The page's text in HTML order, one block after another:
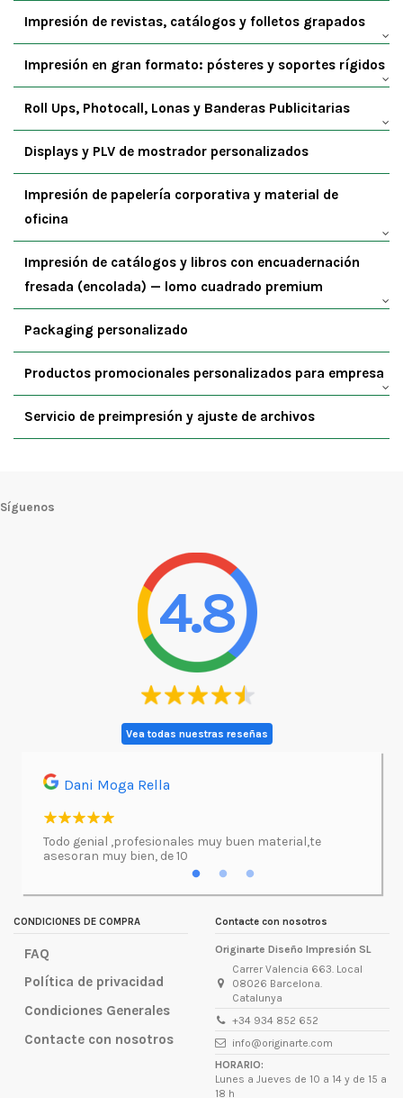
Impresión de revistas, catálogos y folletos grapados
Impresión en gran formato: pósteres y soportes rígidos
Roll Ups, Photocall, Lonas y Banderas Publicitarias
Displays y PLV de mostrador personalizados
Impresión de papelería corporativa y material de
oficina
Impresión de catálogos y libros con encuadernación
fresada (encolada) — lomo cuadrado premium
Packaging personalizado
Productos promocionales personalizados para empresa
Servicio de preimpresión y ajuste de archivos
Síguenos
4.8
Vea todas nuestras reseñas
Dani Moga Rella
Todo genial ,profesionales muy buen material,te
asesoran muy bien, de 10
lugar
CONDICIONES DE COMPRA
FAQ
Política de privacidad
Condiciones Generales
Contacte con nosotros
Contacte con nosotros
Originarte Diseño Impresión SL
Carrer Valencia 663. Local
08026 Barcelona.
Catalunya
+34 934 852 652
info@originarte.com
HORARIO:
Lunes a Jueves de 10 a 14 y de 15 a
18 h